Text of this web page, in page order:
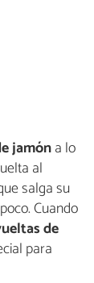
jamóna lo
al
salga su
Cuando
de
para